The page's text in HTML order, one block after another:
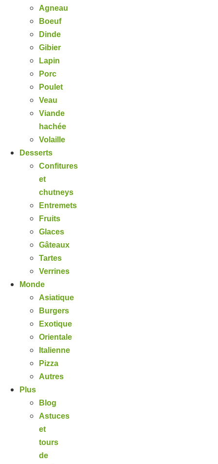
Agneau
Boeuf
Dinde
Gibier
Lapin
Porc
Poulet
Veau
Viande
hachée
Volaille
Desserts
Confitures
et
chutneys
Entremets
Fruits
Glaces
Gâteaux
Tartes
Verrines
Monde
Asiatique
Burgers
Exotique
Orientale
Italienne
Pizza
Autres
Plus
Blog
Astuces
et
tours
de